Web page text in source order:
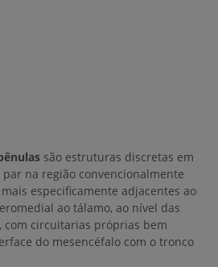
são estruturas discretas em
na região convencionalmente
especificamente adjacentes ao
ao tálamo, ao nível das
com circuitarias próprias bem
do mesencéfalo com o tronco